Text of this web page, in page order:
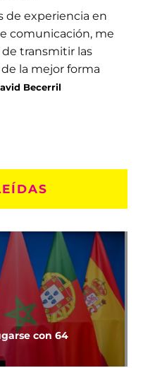
de experiencia en
comunicación, me
transmitir las
la mejor forma
Becerril
con 64